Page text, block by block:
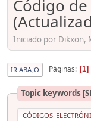
Código
Iniciado por Dikxon,
IR ABAJO Páginas 1
Topic keywords